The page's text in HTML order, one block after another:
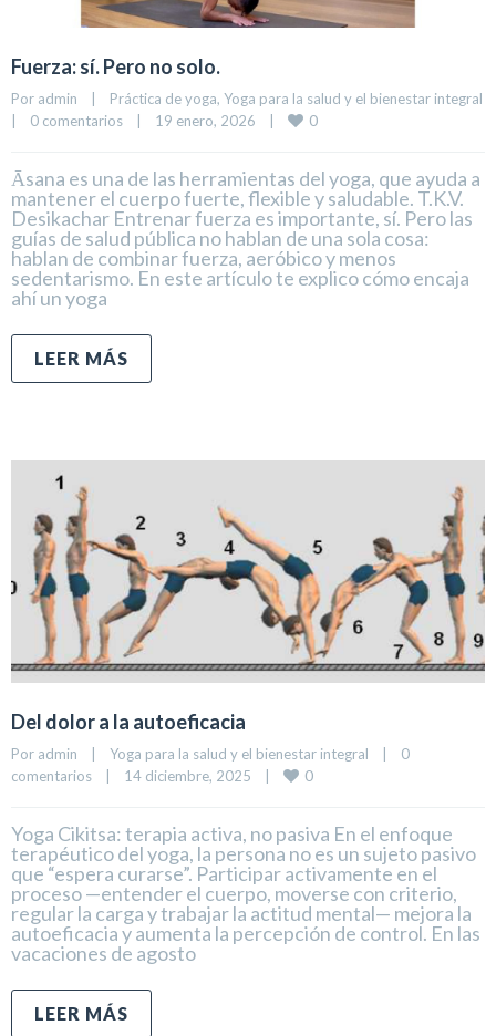
Fuerza: sí. Pero no solo.
Por admin | Práctica de yoga, Yoga para la salud y el bienestar integral
|
0 comentarios | 19 enero, 2026 | 0
Āsana es una de las herramientas del yoga, que ayuda a
mantener el cuerpo fuerte, flexible y saludable. T.K.V.
Desikachar Entrenar fuerza es importante, sí. Pero las
guías de salud pública no hablan de una sola cosa:
hablan de combinar fuerza, aeróbico y menos
sedentarismo. En este artículo te explico cómo encaja
ahí un yoga
LEER MÁS
Del dolor a la autoeficacia
Por admin Yoga para la salud y el bienestar integral
0
comentarios
14 diciembre, 2025 0
Yoga Cikitsa: terapia activa, no pasiva En el enfoque
terapéutico del yoga, la persona no es un sujeto pasivo
que “espera curarse”. Participar activamente en el
proceso —entender el cuerpo, moverse con criterio,
regular la carga y trabajar la actitud mental— mejora la
autoeficacia y aumenta la percepción de control. En las
vacaciones de agosto
LEER MÁS